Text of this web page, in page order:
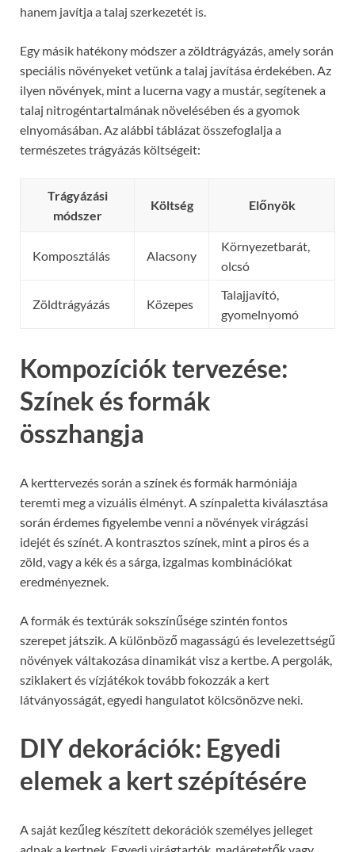
hanem javítja a talaj szerkezetét is.
Egy másik hatékony módszer a zöldtrágyázás, amely során
speciális növényeket vetünk a talaj javítása érdekében. Az
ilyen növények, mint a lucerna vagy a mustár, segítenek a
talaj nitrogéntartalmának növelésében és a gyomok
elnyomásában. Az alábbi táblázat összefoglalja a
természetes trágyázás költségeit:
Trágyázási
módszer
Költség Előnyök
Komposztálás Alacsony
Környezetbarát,
olcsó
Zöldtrágyázás Közepes
Talajjavító,
gyomelnyomó
Kompozíciók tervezése:
Színek és formák
összhangja
A kerttervezés során a színek és formák harmóniája
teremti meg a vizuális élményt. A színpaletta kiválasztása
során érdemes figyelembe venni a növények virágzási
idejét és színét. A kontrasztos színek, mint a piros és a
zöld, vagy a kék és a sárga, izgalmas kombinációkat
eredményeznek.
A formák és textúrák sokszínűsége szintén fontos
szerepet játszik. A különböző magasságú és levelezettségű
növények váltakozása dinamikát visz a kertbe. A pergolák,
sziklakert és vízjátékok tovább fokozzák a kert
látványosságát, egyedi hangulatot kölcsönözve neki.
DIY dekorációk: Egyedi
elemek a kert szépítésére
A saját kezűleg készített dekorációk személyes jelleget